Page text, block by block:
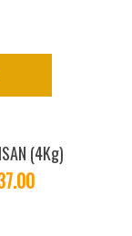
(4Kg)